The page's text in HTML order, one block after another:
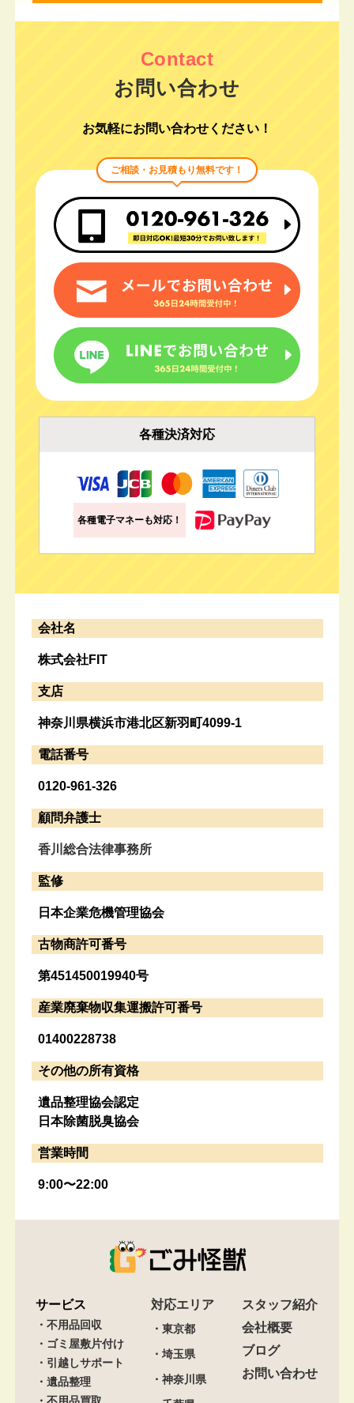
お問い合わせ
お気軽にお問い合わせください！
ご相談・お見積もり無料です！
各種決済対応
各種電子マネーも対応！
会社名
株式会社FIT
支店
神奈川県横浜市港北区新羽町4099-1
電話番号
0120-961-326
顧問弁護士
香川総合法律事務所
監修
日本企業危機管理協会
古物商許可番号
第451450019940号
産業廃棄物収集運搬許可番号
01400228738
その他の所有資格
遺品整理協会認定
日本除菌脱臭協会
営業時間
9:00〜22:00
サービス
・不用品回収
・ゴミ屋敷片付け
・引越しサポート
・遺品整理
対応エリア
・東京都
・埼玉県
・神奈川県
スタッフ紹介
会社概要
ブログ
お問い合わせ